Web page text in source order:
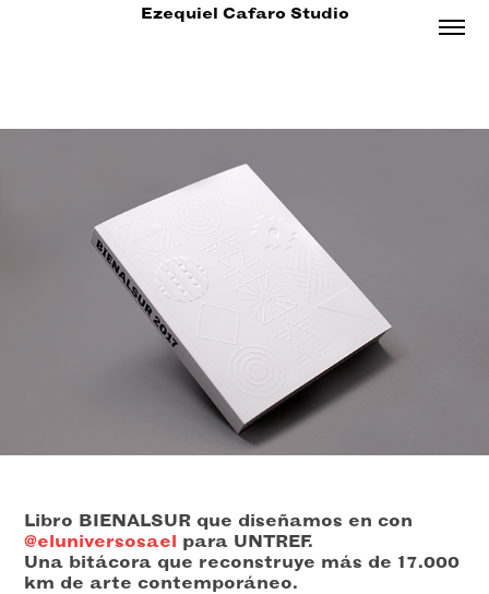
Ezequiel Cafaro Studio
Libro BIENALSUR que diseñamos en con
@eluniversosael para UNTREF.
Una bitácora que reconstruye más de 17.000
km de arte contemporáneo.